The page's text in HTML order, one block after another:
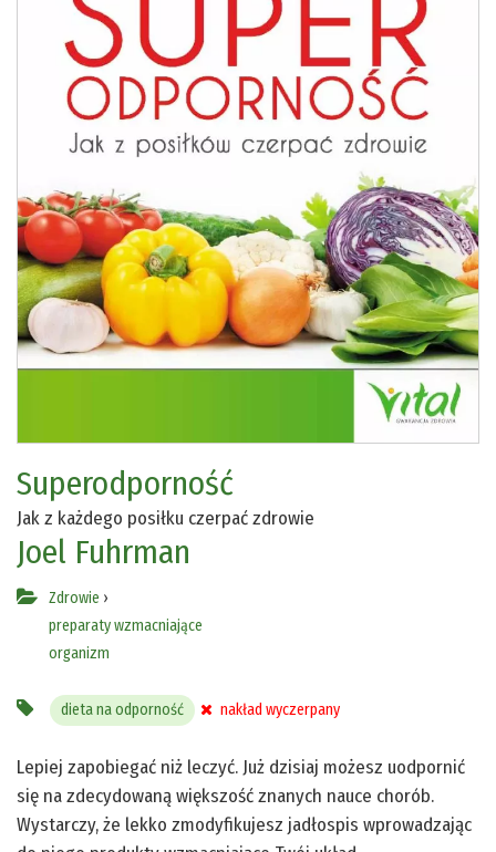
Superodporność
Jak z każdego posiłku czerpać zdrowie
Joel Fuhrman
Zdrowie ›
preparaty wzmacniające
organizm
dieta na odporność nakład wyczerpany
Lepiej zapobiegać niż leczyć. Już dzisiaj możesz uodpornić
się na zdecydowaną większość znanych nauce chorób.
Wystarczy, że lekko zmodyfikujesz jadłospis wprowadzając